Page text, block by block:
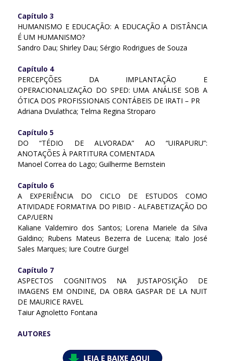
Capítulo 3
HUMANISMO E EDUCAÇÃO: A EDUCAÇÃO A DISTÂNCIA
É UM HUMANISMO?
Sandro Dau; Shirley Dau; Sérgio Rodrigues de Souza
Capítulo 4
PERCEPÇÕES DA IMPLANTAÇÃO E
OPERACIONALIZAÇÃO DO SPED: UMA ANÁLISE SOB A
ÓTICA DOS PROFISSIONAIS CONTÁBEIS DE IRATI – PR
Adriana Dvulathca; Telma Regina Stroparo
Capítulo 5
DO “TÉDIO DE ALVORADA” AO “UIRAPURU”:
ANOTAÇÕES À PARTITURA COMENTADA
Manoel Correa do Lago; Guilherme Bernstein
Capítulo 6
A EXPERIÊNCIA DO CICLO DE ESTUDOS COMO
ATIVIDADE FORMATIVA DO PIBID - ALFABETIZAÇÃO DO
CAP/UERN
Kaliane Valdemiro dos Santos; Lorena Mariele da Silva
Galdino; Rubens Mateus Bezerra de Lucena; Italo José
Sales Marques; Iure Coutre Gurgel
Capítulo 7
ASPECTOS COGNITIVOS NA JUSTAPOSIÇÃO DE
IMAGENS EM ONDINE, DA OBRA GASPAR DE LA NUIT
DE MAURICE RAVEL
Taiur Agnoletto Fontana
AUTORES